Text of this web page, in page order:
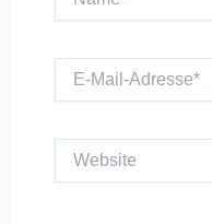
Mail-
Website